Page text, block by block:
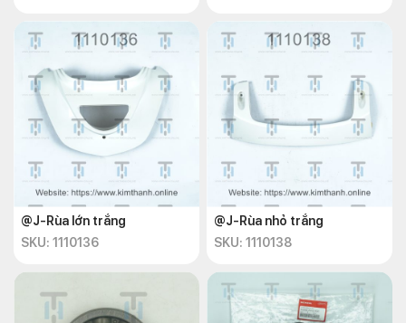
@J-Rùa lớn trắng
SKU: 1110136
@J-Rùa nhỏ trắng
SKU: 1110138